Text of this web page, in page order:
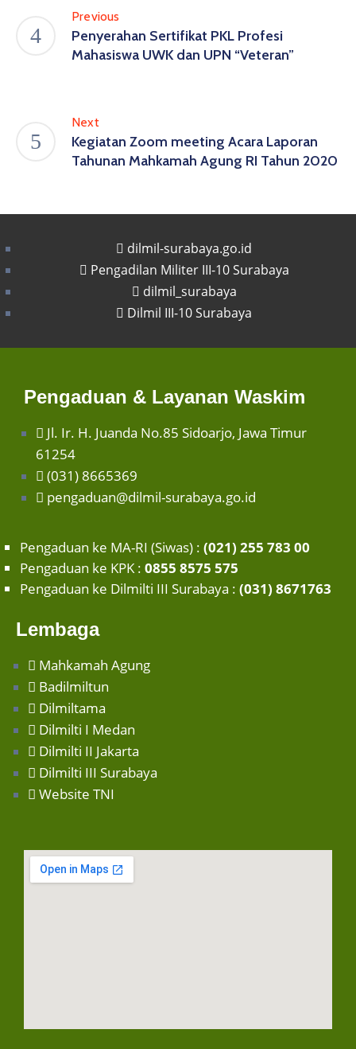
Previous
Penyerahan Sertifikat PKL Profesi
Mahasiswa UWK dan UPN “Veteran”
Next
Kegiatan Zoom meeting Acara Laporan
Tahunan Mahkamah Agung RI Tahun 2020
dilmil-surabaya.go.id
Pengadilan Militer III-10 Surabaya
dilmil_surabaya
Dilmil III-10 Surabaya
Pengaduan & Layanan Waskim
Jl. Ir. H. Juanda No.85 Sidoarjo, Jawa Timur
61254
(031) 8665369
pengaduan@dilmil-surabaya.go.id
Pengaduan ke MA-RI (Siwas) : (021) 255 783 00
Pengaduan ke KPK : 0855 8575 575
Pengaduan ke Dilmilti III Surabaya : (031) 8671763
Lembaga
Mahkamah Agung
Badilmiltun
Dilmiltama
Dilmilti I Medan
Dilmilti II Jakarta
Dilmilti III Surabaya
Website TNI